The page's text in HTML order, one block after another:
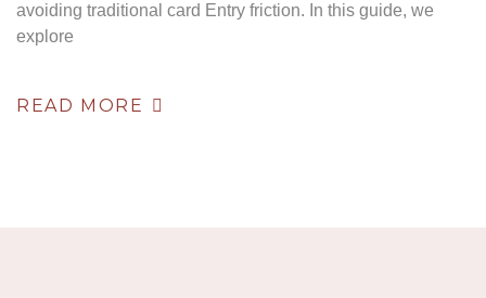
avoiding traditional card Entry friction. In this guide, we
explore
READ MORE